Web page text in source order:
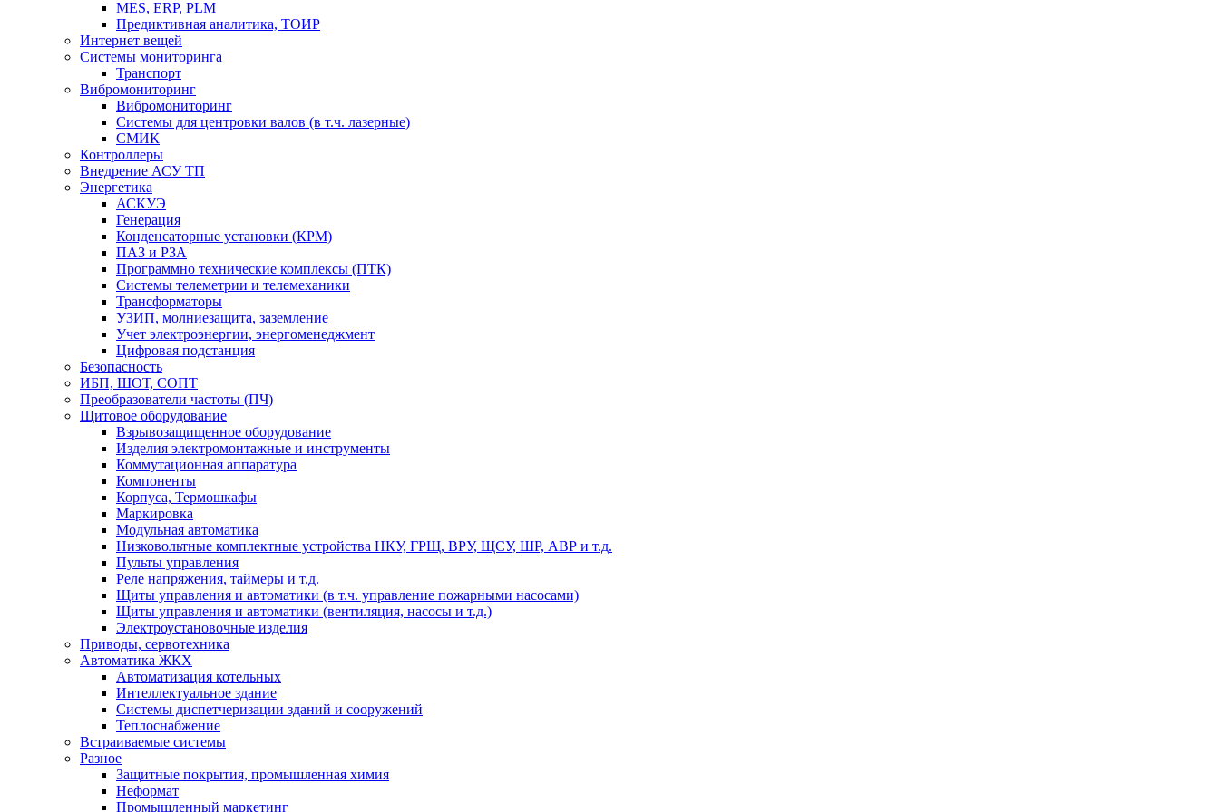
MES, ERP, PLM
Предиктивная аналитика, ТОИР
Интернет вещей
Системы мониторинга
Транспорт
Вибромониторинг
Вибромониторинг
Системы для центровки валов (в т.ч. лазерные)
СМИК
Контроллеры
Внедрение АСУ ТП
Энергетика
АСКУЭ
Генерация
Конденсаторные установки (КРМ)
ПАЗ и РЗА
Программно технические комплексы (ПТК)
Системы телеметрии и телемеханики
Трансформаторы
УЗИП, молниезащита, заземление
Учет электроэнергии, энергоменеджмент
Цифровая подстанция
Безопасность
ИБП, ШОТ, СОПТ
Преобразователи частоты (ПЧ)
Щитовое оборудование
Взрывозащищенное оборудование
Изделия электромонтажные и инструменты
Коммутационная аппаратура
Компоненты
Корпуса, Термошкафы
Маркировка
Модульная автоматика
Низковольтные комплектные устройства НКУ, ГРЩ, ВРУ, ЩСУ, ШР, АВР и т.д.
Пульты управления
Реле напряжения, таймеры и т.д.
Щиты управления и автоматики (в т.ч. управление пожарными насосами)
Щиты управления и автоматики (вентиляция, насосы и т.д.)
Электроустановочные изделия
Приводы, сервотехника
Автоматика ЖКХ
Автоматизация котельных
Интеллектуальное здание
Системы диспетчеризации зданий и сооружений
Теплоснабжение
Встраиваемые системы
Разное
Защитные покрытия, промышленная химия
Неформат
Промышленный маркетинг